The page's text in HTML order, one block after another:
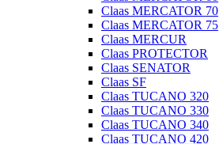
Claas MERCATOR 70
Claas MERCATOR 75
Claas MERCUR
Claas PROTECTOR
Claas SENATOR
Claas SF
Claas TUCANO 320
Claas TUCANO 330
Claas TUCANO 340
Claas TUCANO 420